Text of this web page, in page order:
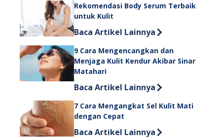
Rekomendasi Body Serum Terbaik
untuk Kulit
Discover more about Rekomendasi
Baca Artikel Lainnya
9 Cara Mengencangkan dan
Menjaga Kulit Kendur Akibar Sinar
Matahari
Discover more about 9 Cara
Baca Artikel Lainnya
7 Cara Mengangkat Sel Kulit Mati
dengan Cepat
Discover more about 7 Cara
Baca Artikel Lainnya